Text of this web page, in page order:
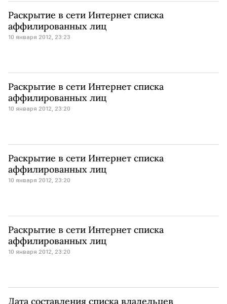
Раскрытие в сети Интернет списка
аффилированных лиц
10 января 2012, 23:23
Раскрытие в сети Интернет списка
аффилированных лиц
10 января 2012, 23:20
Раскрытие в сети Интернет списка
аффилированных лиц
10 января 2012, 23:20
Раскрытие в сети Интернет списка
аффилированных лиц
10 января 2012, 23:20
Дата составления списка владельцев